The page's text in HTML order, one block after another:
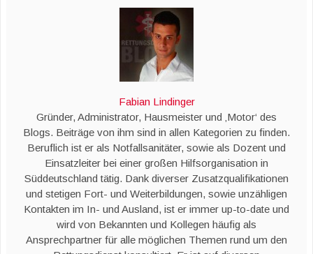
Fabian Lindinger
Gründer, Administrator, Hausmeister und ‚Motor‘ des
Blogs. Beiträge von ihm sind in allen Kategorien zu finden.
Beruflich ist er als Notfallsanitäter, sowie als Dozent und
Einsatzleiter bei einer großen Hilfsorganisation in
Süddeutschland tätig. Dank diverser Zusatzqualifikationen
und stetigen Fort- und Weiterbildungen, sowie unzähligen
Kontakten im In- und Ausland, ist er immer up-to-date und
wird von Bekannten und Kollegen häufig als
Ansprechpartner für alle möglichen Themen rund um den